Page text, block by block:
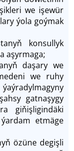
we işewür
ýola goýmak
konsullyk
aşyrmaga;
daşary we
we ruhy
gatnaşygy
giňişligindäki
etmäge
özüne degişli